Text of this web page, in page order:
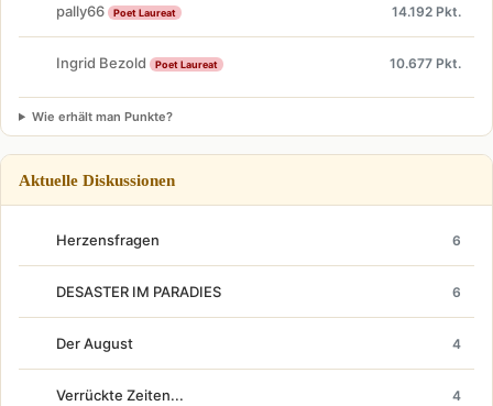
pally66 Poet Laureat 14.192 Pkt.
Ingrid Bezold Poet Laureat 10.677 Pkt.
Wie erhält man Punkte?
Aktuelle Diskussionen
Herzensfragen 6
DESASTER IM PARADIES 6
Der August 4
Verrückte Zeiten... 4